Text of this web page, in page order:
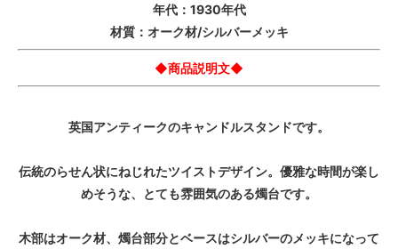
年代：1930年代
材質：オーク材/シルバーメッキ
◆商品説明文◆
英国アンティークのキャンドルスタンドです。
伝統のらせん状にねじれたツイストデザイン。優雅な時間が楽し
めそうな、とても雰囲気のある燭台です。
木部はオーク材、燭台部分とベースはシルバーのメッキになって